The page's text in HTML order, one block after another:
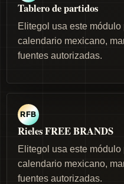
Tablero de partidos
Elitegol usa este
calendario mexicano,
fuentes autorizadas.
RFB
Rieles FREE BRANDS
Elitegol usa este
calendario mexicano,
fuentes autorizadas.